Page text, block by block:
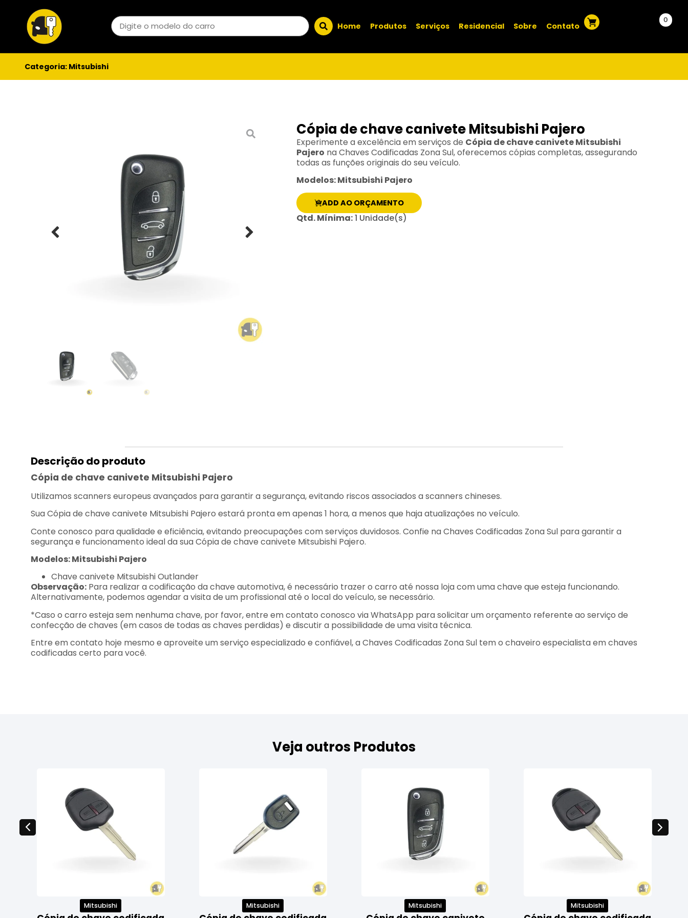
Home Produtos Serviços Residencial Sobre Contato
0
Categoria: Mitsubishi
Cópia de chave canivete Mitsubishi Pajero
Experimente a excelência em serviços de Cópia de chave canivete Mitsubishi
Pajero na Chaves Codificadas Zona Sul, oferecemos cópias completas, assegurando
todas as funções originais do seu veículo.
Modelos: Mitsubishi Pajero
ADD AO ORÇAMENTO
Qtd. Mínima:1 Unidade(s)
Descrição do produto
Cópia de chave canivete Mitsubishi Pajero
Utilizamos scanners europeus avançados para garantir a segurança, evitando riscos associados a scanners chineses.
Sua Cópia de chave canivete Mitsubishi Pajero estará pronta em apenas 1 hora, a menos que haja atualizações no veículo.
Conte conosco para qualidade e eficiência, evitando preocupações com serviços duvidosos. Confie na Chaves Codificadas Zona Sul para garantir a
segurança e funcionamento ideal da sua Cópia de chave canivete Mitsubishi Pajero.
Modelos: Mitsubishi Pajero
Chave canivete Mitsubishi Outlander
Observação: Para realizar a codificação da chave automotiva, é necessário trazer o carro até nossa loja com uma chave que esteja funcionando.
Alternativamente, podemos agendar a visita de um profissional até o local do veículo, se necessário.
*Caso o carro esteja sem nenhuma chave, por favor, entre em contato conosco via WhatsApp para solicitar um orçamento referente ao serviço de
confecção de chaves (em casos de todas as chaves perdidas) e discutir a possibilidade de uma visita técnica.
Entre em contato hoje mesmo e aproveite um serviço especializado e confiável, a Chaves Codificadas Zona Sul tem o chaveiro especialista em chaves
codificadas certo para você.
Veja outros Produtos
Mitsubishi Mitsubishi Mitsubishi Mitsubishi